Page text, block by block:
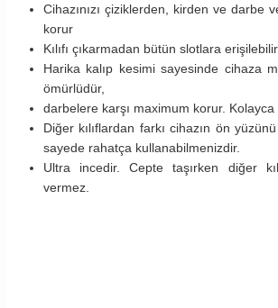
Cihazınızı çiziklerden, kirden ve darbe
korur
Kılıfı çıkarmadan bütün slotlara erişilebilir.
Harika kalıp kesimi sayesinde cihaza
ömürlüdür,
darbelere karşı maximum korur. Kolayca
Diğer kılıflardan farkı cihazın ön
sayede rahatça kullanabilmenizdir.
Ultra incedir. Cepte taşırken diğer
vermez.